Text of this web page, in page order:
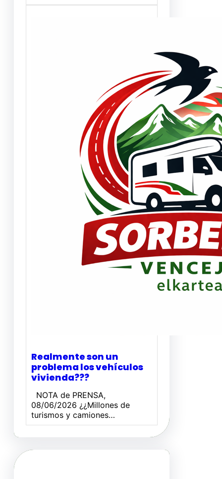
Realmente son un
problema los vehículos
vivienda???
NOTA de PRENSA,
08/06/2026 ¿¿Millones de
turismos y camiones…